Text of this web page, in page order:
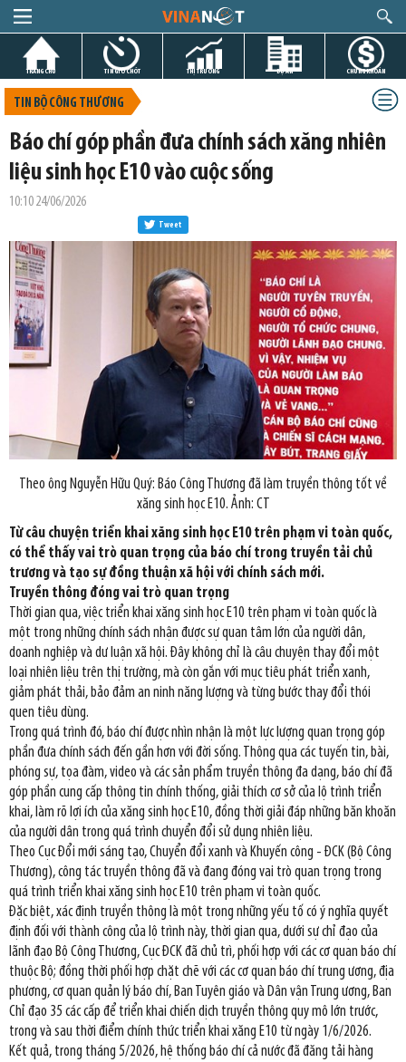
TRANG CHỦ TIN GIỜ CHÓT THỊ TRƯỜNG DỰ ÁN CHỨNG KHOÁN
TIN BỘ CÔNG THƯƠNG
Báo chí góp phần đưa chính sách xăng nhiên
liệu sinh học E10 vào cuộc sống
10:10 24/06/2026
Tweet
Theo ông Nguyễn Hữu Quý: Báo Công Thương đã làm truyền thông tốt về
xăng sinh học E10. Ảnh: CT
Từ câu chuyện triển khai xăng sinh học E10 trên phạm vi toàn quốc,
có thể thấy vai trò quan trọng của báo chí trong truyền tải chủ
trương và tạo sự đồng thuận xã hội với chính sách mới.
Truyền thông đóng vai trò quan trọng
Thời gian qua, việc triển khai xăng sinh học E10 trên phạm vi toàn quốc là
một trong những chính sách nhận được sự quan tâm lớn của người dân,
doanh nghiệp và dư luận xã hội. Đây không chỉ là câu chuyện thay đổi một
loại nhiên liệu trên thị trường, mà còn gắn với mục tiêu phát triển xanh,
giảm phát thải, bảo đảm an ninh năng lượng và từng bước thay đổi thói
quen tiêu dùng.
Trong quá trình đó, báo chí được nhìn nhận là một lực lượng quan trọng góp
phần đưa chính sách đến gần hơn với đời sống. Thông qua các tuyến tin, bài,
phóng sự, tọa đàm, video và các sản phẩm truyền thông đa dạng, báo chí đã
góp phần cung cấp thông tin chính thống, giải thích cơ sở của lộ trình triển
khai, làm rõ lợi ích của xăng sinh học E10, đồng thời giải đáp những băn khoăn
của người dân trong quá trình chuyển đổi sử dụng nhiên liệu.
Theo Cục Đổi mới sáng tạo, Chuyển đổi xanh và Khuyến công - ĐCK (Bộ Công
Thương), công tác truyền thông đã và đang đóng vai trò quan trọng trong
quá trình triển khai xăng sinh học E10 trên phạm vi toàn quốc.
Đặc biệt, xác định truyền thông là một trong những yếu tố có ý nghĩa quyết
định đối với thành công của lộ trình này, thời gian qua, dưới sự chỉ đạo của
lãnh đạo Bộ Công Thương, Cục ĐCK đã chủ trì, phối hợp với các cơ quan báo chí
thuộc Bộ; đồng thời phối hợp chặt chẽ với các cơ quan báo chí trung ương, địa
phương, cơ quan quản lý báo chí, Ban Tuyên giáo và Dân vận Trung ương, Ban
Chỉ đạo 35 các cấp để triển khai chiến dịch truyền thông quy mô lớn trước,
trong và sau thời điểm chính thức triển khai xăng E10 từ ngày 1/6/2026.
Kết quả, trong tháng 5/2026, hệ thống báo chí cả nước đã đăng tải hàng